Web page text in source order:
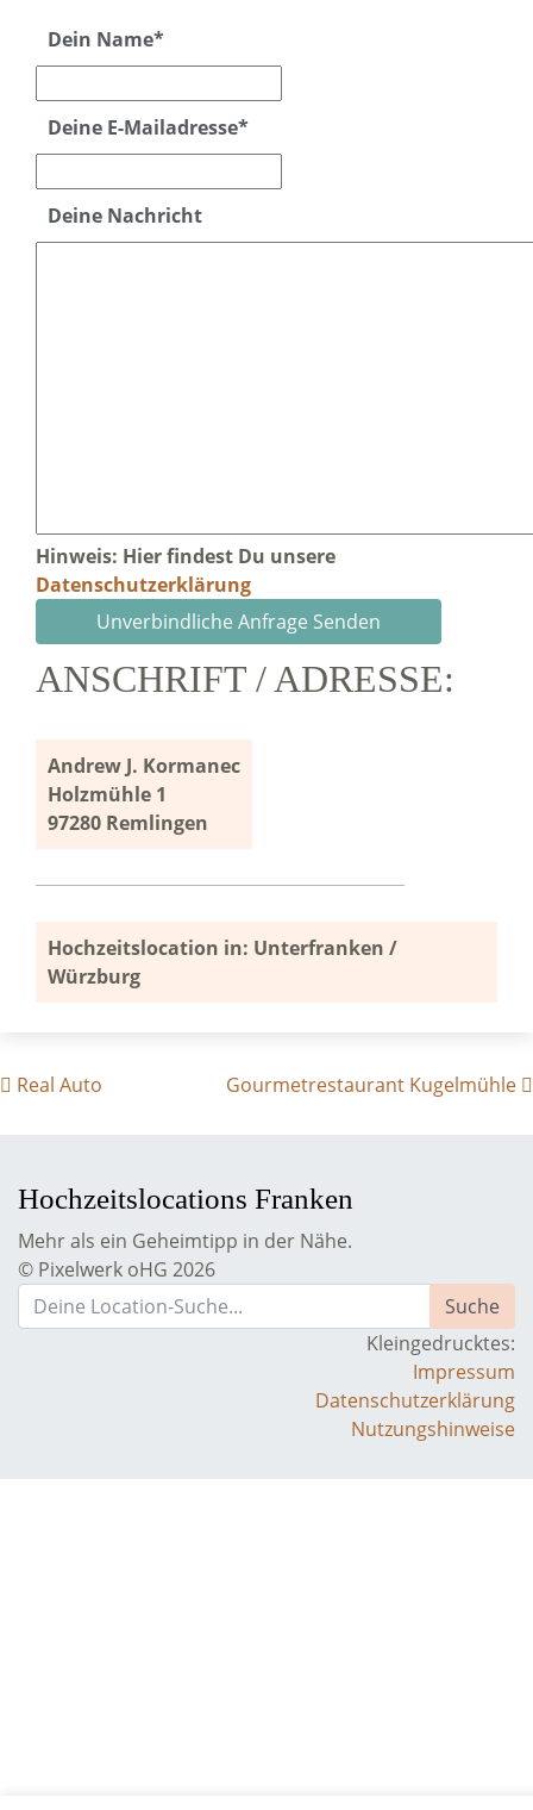
Dein Name*
Deine E-Mailadresse*
Deine Nachricht
Hinweis: Hier findest Du unsere
Datenschutzerklärung
ANSCHRIFT / ADRESSE:
Andrew J. Kormanec
Holzmühle 1
97280 Remlingen
Hochzeitslocation in: Unterfranken /
Würzburg
BEITRAGS- NAVIGATION
Real Auto Gourmetrestaurant Kugelmühle
Hochzeitslocations Franken
Mehr als ein Geheimtipp in der Nähe.
© Pixelwerk oHG 2026
Kleingedrucktes:
Impressum
Datenschutzerklärung
Nutzungshinweise